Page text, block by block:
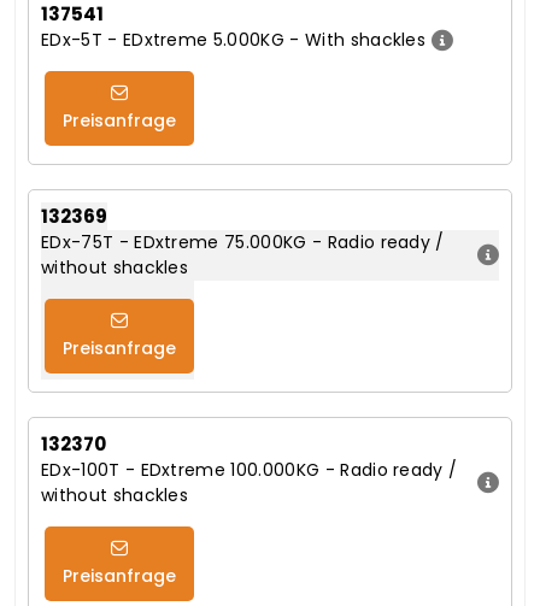
137541
EDx-5T - EDxtreme 5.000KG - With shackles
Preisanfrage
132369
EDx-75T - EDxtreme 75.000KG - Radio ready /
without shackles
Preisanfrage
132370
EDx-100T - EDxtreme 100.000KG - Radio ready /
without shackles
Preisanfrage